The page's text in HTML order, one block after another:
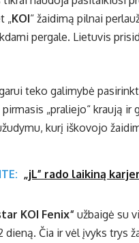
„KOI“ žaidimą pilnai
pergale. Lietuvis
teko galimybė
„praliejo“ kraują
kurį iškovojo
„jL” rado laikiną
KOI Fenix“ užbaigė su
dieną. Čia ir vėl įvyks trys